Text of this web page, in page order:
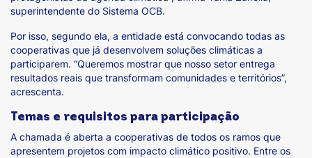
superintendente do Sistema OCB.
Por isso, segundo ela, a entidade está convocando todas as
cooperativas que já desenvolvem soluções climáticas a
participarem. “Queremos mostrar que nosso setor entrega
resultados reais que transformam comunidades e territórios”,
acrescenta.
Temas e requisitos para participação
A chamada é aberta a cooperativas de todos os ramos que
apresentem projetos com impacto climático positivo. Entre os